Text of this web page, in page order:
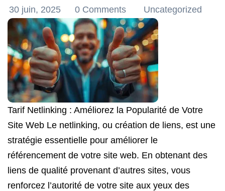
30 juin, 2025 0 Comments Uncategorized
Tarif Netlinking : Améliorez la Popularité de Votre
Site Web Le netlinking, ou création de liens, est une
stratégie essentielle pour améliorer le
référencement de votre site web. En obtenant des
liens de qualité provenant d’autres sites, vous
renforcez l’autorité de votre site aux yeux des